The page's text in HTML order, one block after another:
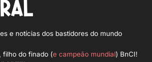
e notícias dos bastidores do mundo
filho do finado (e campeão mundial) BnCI!